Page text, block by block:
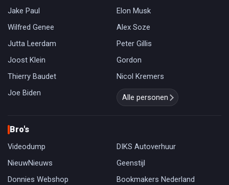
Jake Paul
Elon Musk
Wilfred Genee
Alex Soze
Jutta Leerdam
Peter Gillis
Joost Klein
Gordon
Thierry Baudet
Nicol Kremers
Joe Biden
Alle personen
Bro's
Videodump
DIKS Autoverhuur
NieuwNieuws
Geenstijl
Donnies Webshop
Bookmakers Nederland